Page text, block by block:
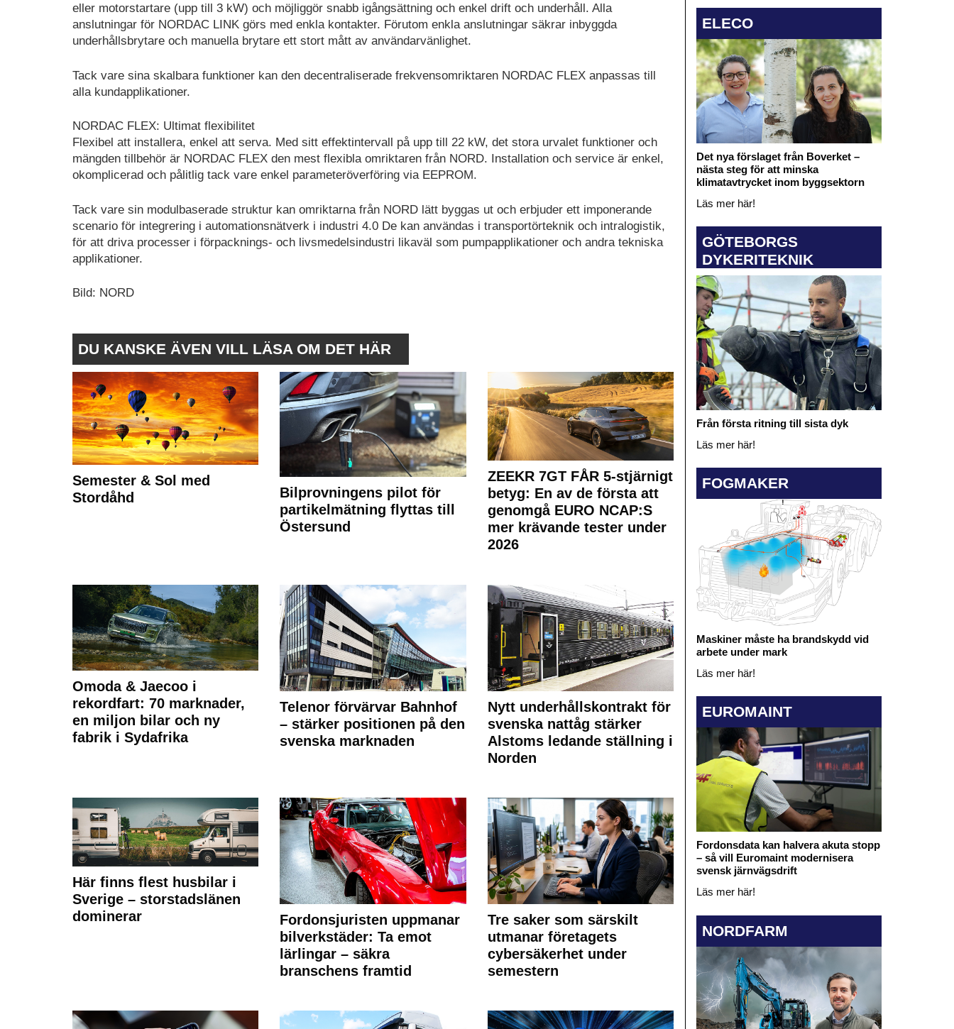
eller motorstartare (upp till 3 kW) och möjliggör snabb igångsättning och enkel drift och underhåll. Alla
anslutningar för NORDAC LINK görs med enkla kontakter. Förutom enkla anslutningar säkrar inbyggda
underhållsbrytare och manuella brytare ett stort mått av användarvänlighet.
Tack vare sina skalbara funktioner kan den decentraliserade frekvensomriktaren NORDAC FLEX anpassas till
alla kundapplikationer.
NORDAC FLEX: Ultimat flexibilitet
Flexibel att installera, enkel att serva. Med sitt effektintervall på upp till 22 kW, det stora urvalet funktioner och
mängden tillbehör är NORDAC FLEX den mest flexibla omriktaren från NORD. Installation och service är enkel,
okomplicerad och pålitlig tack vare enkel parameteröverföring via EEPROM.
Tack vare sin modulbaserade struktur kan omriktarna från NORD lätt byggas ut och erbjuder ett imponerande
scenario för integrering i automationsnätverk i industri 4.0 De kan användas i transportörteknik och intralogistik,
för att driva processer i förpacknings- och livsmedelsindustri likaväl som pumpapplikationer och andra tekniska
applikationer.
Bild: NORD
DU KANSKE ÄVEN VILL LÄSA OM DET HÄR
Semester & Sol med
Stordåhd
Bilprovningens pilot för
partikelmätning flyttas till
Östersund
ZEEKR 7GT FÅR 5-stjärnigt
betyg: En av de första att
genomgå EURO NCAP:S
mer krävande tester under
2026
Omoda & Jaecoo i
rekordfart: 70 marknader,
en miljon bilar och ny
fabrik i Sydafrika
Telenor förvärvar Bahnhof
– stärker positionen på den
svenska marknaden
Nytt underhållskontrakt för
svenska nattåg stärker
Alstoms ledande ställning i
Norden
Här finns flest husbilar i
Sverige – storstadslänen
dominerar
Fordonsjuristen uppmanar
bilverkstäder: Ta emot
lärlingar – säkra
branschens framtid
Tre saker som särskilt
utmanar företagets
cybersäkerhet under
semestern
ELECO
Det nya förslaget från Boverket –
nästa steg för att minska
klimatavtrycket inom byggsektorn
Läs mer här!
GÖTEBORGS
DYKERITEKNIK
Från första ritning till sista dyk
Läs mer här!
FOGMAKER
Maskiner måste ha brandskydd vid
arbete under mark
Läs mer här!
EUROMAINT
Fordonsdata kan halvera akuta stopp
– så vill Euromaint modernisera
svensk järnvägsdrift
Läs mer här!
NORDFARM